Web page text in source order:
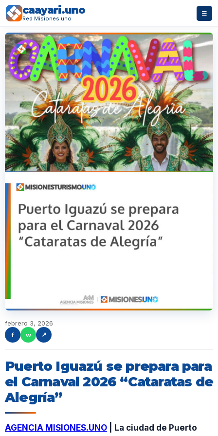
caayari.uno
Red Misiones.uno
☰
febrero 3, 2026
f
w ↗
Puerto Iguazú se prepara para
el Carnaval 2026 “Cataratas de
Alegría”
AGENCIA MISIONES.UNO | La ciudad de Puerto